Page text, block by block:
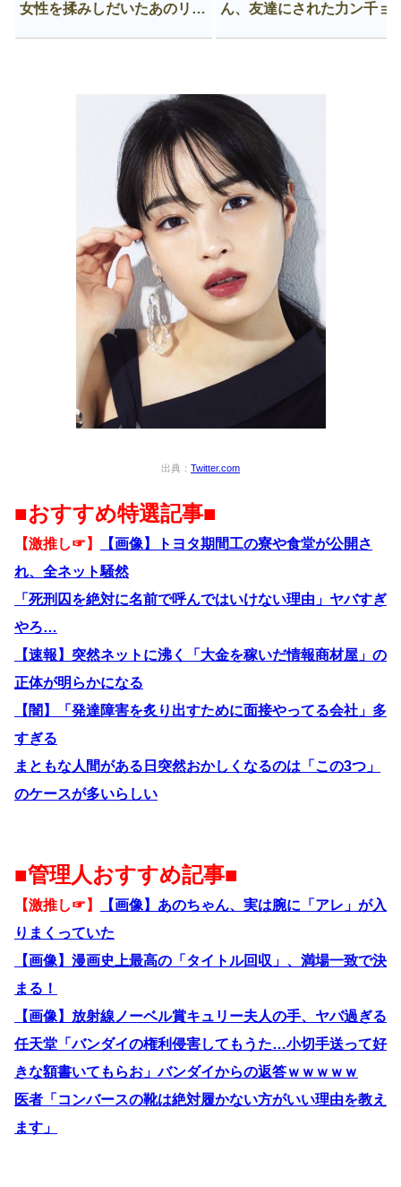
女性を揉みしだいたあのリー
ん、友達にされた力ン千ョ
出典： Twitter.com
■おすすめ特選記事■
【激推し☞】
【画像】トヨタ期間工の寮や食堂が公開さ
れ、全ネット騒然
「死刑囚を絶対に名前で呼んではいけない理由」ヤバすぎ
やろ…
【速報】突然ネットに沸く「大金を稼いだ情報商材屋」の
正体が明らかになる
【闇】「発達障害を炙り出すために面接やってる会社」多
すぎる
まともな人間がある日突然おかしくなるのは「この3つ」
のケースが多いらしい
■管理人おすすめ記事■
【激推し☞】
【画像】あのちゃん、実は腕に「アレ」が入
りまくっていた
【画像】漫画史上最高の「タイトル回収」、満場一致で決
まる！
【画像】放射線ノーベル賞キュリー夫人の手、ヤバ過ぎる
任天堂「バンダイの権利侵害してもうた…小切手送って好
きな額書いてもらお」バンダイからの返答ｗｗｗｗｗ
医者「コンバースの靴は絶対履かない方がいい理由を教え
ます」